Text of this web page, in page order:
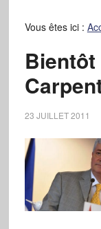
Vous êtes ici :
23 JUILLET 2011